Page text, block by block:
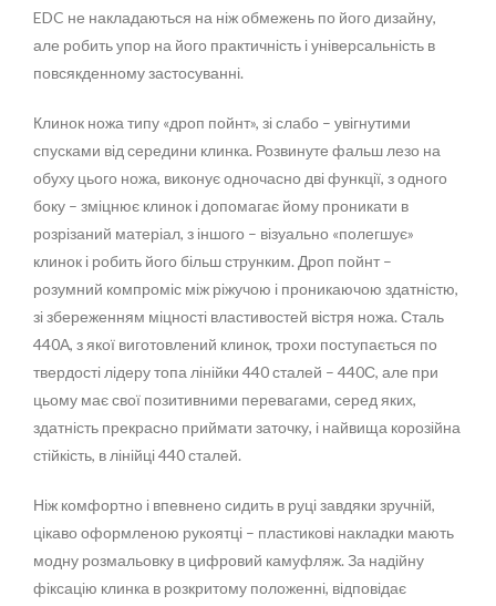
EDC не накладаються на ніж обмежень по його дизайну,
але робить упор на його практичність і універсальність в
повсякденному застосуванні.
Клинок ножа типу «дроп пойнт», зі слабо – увігнутими
спусками від середини клинка. Розвинуте фальш лезо на
обуху цього ножа, виконує одночасно дві функції, з одного
боку – зміцнює клинок і допомагає йому проникати в
розрізаний матеріал, з іншого – візуально «полегшує»
клинок і робить його більш струнким. Дроп пойнт –
розумний компроміс між ріжучою і проникаючою здатністю,
зі збереженням міцності властивостей вістря ножа. Сталь
440А, з якої виготовлений клинок, трохи поступається по
твердості лідеру топа лінійки 440 сталей – 440С, але при
цьому має свої позитивними перевагами, серед яких,
здатність прекрасно приймати заточку, і найвища корозійна
стійкість, в лінійці 440 сталей.
Ніж комфортно і впевнено сидить в руці завдяки зручній,
цікаво оформленою рукоятці – пластикові накладки мають
модну розмальовку в цифровий камуфляж. За надійну
фіксацію клинка в розкритому положенні, відповідає